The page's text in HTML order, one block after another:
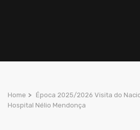
Home > Época 2025/2026 Visita do
Hospital Nélio Mendonça